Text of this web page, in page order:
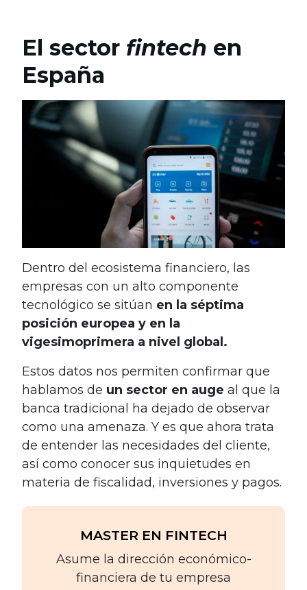
El sector fintech en
España
Dentro del ecosistema financiero, las
empresas con un alto componente
tecnológico se sitúan en la séptima
posición europea y en la
vigesimoprimera a nivel global.
Estos datos nos permiten confirmar que
hablamos de un sector en auge al que la
banca tradicional ha dejado de observar
como una amenaza. Y es que ahora trata
de entender las necesidades del cliente,
así como conocer sus inquietudes en
materia de fiscalidad, inversiones y pagos.
MASTER EN FINTECH
Asume la dirección económico-
financiera de tu empresa